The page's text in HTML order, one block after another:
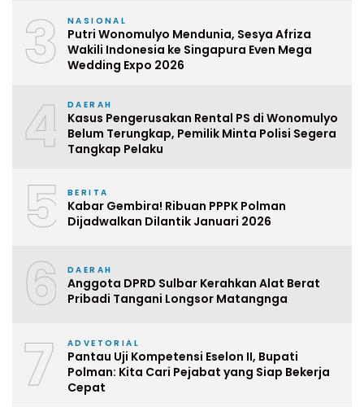
3 NASIONAL
Putri Wonomulyo Mendunia, Sesya Afriza
Wakili Indonesia ke Singapura Even Mega
Wedding Expo 2026
4 DAERAH
Kasus Pengerusakan Rental PS di Wonomulyo
Belum Terungkap, Pemilik Minta Polisi Segera
Tangkap Pelaku
5 BERITA
Kabar Gembira! Ribuan PPPK Polman
Dijadwalkan Dilantik Januari 2026
6 DAERAH
Anggota DPRD Sulbar Kerahkan Alat Berat
Pribadi Tangani Longsor Matangnga
7 ADVETORIAL
Pantau Uji Kompetensi Eselon II, Bupati
Polman: Kita Cari Pejabat yang Siap Bekerja
Cepat